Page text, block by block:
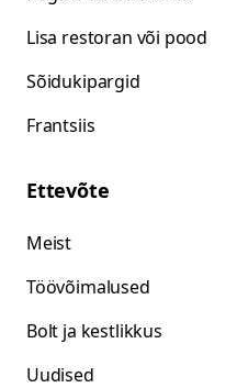
Lisa restoran või pood
Sõidukipargid
Frantsiis
Ettevõte
Meist
Töövõimalused
Bolt ja kestlikkus
Uudised